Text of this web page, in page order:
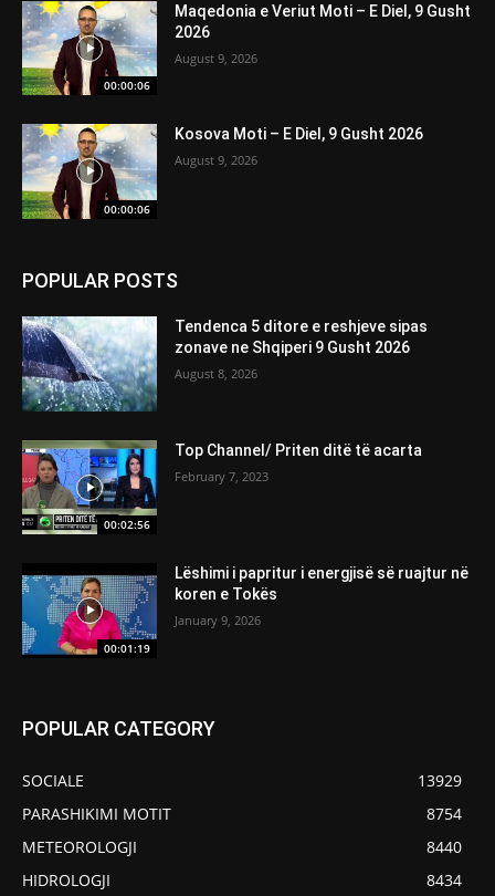
00:00:06
Maqedonia e Veriut Moti – E Diel, 9 Gusht
2026
August 9, 2026
00:00:06
Kosova Moti – E Diel, 9 Gusht 2026
August 9, 2026
POPULAR POSTS
Tendenca 5 ditore e reshjeve sipas
zonave ne Shqiperi 9 Gusht 2026
August 8, 2026
00:02:56
Top Channel/ Priten ditë të acarta
February 7, 2023
00:01:19
Lëshimi i papritur i energjisë së ruajtur në
koren e Tokës
January 9, 2026
POPULAR CATEGORY
SOCIALE
13929
PARASHIKIMI MOTIT
8754
METEOROLOGJI
8440
HIDROLOGJI
8434